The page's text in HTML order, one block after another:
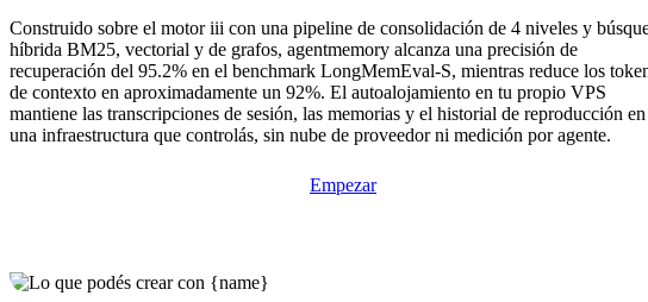
Construido sobre el motor iii con una pipeline de consolidación de 4 niveles y
híbrida BM25, vectorial y de grafos, agentmemory alcanza una precisión de
recuperación del 95.2% en el benchmark LongMemEval-S, mientras reduce los
de contexto en aproximadamente un 92%. El autoalojamiento en tu propio VPS
mantiene las transcripciones de sesión, las memorias y el historial de reproducción en
una infraestructura que controlás, sin nube de proveedor ni medición por agente.
Empezar